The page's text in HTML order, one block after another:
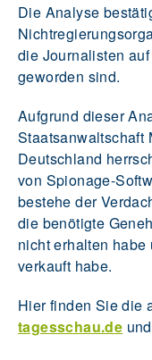
Die Analyse
die Journalisten
geworden sind.
Aufgrund dieser
Staatsanwaltschaft
Deutschland
von Spionage-
bestehe der
die benötigte
nicht erhalten
verkauft habe.
Hier finden Sie die
tagesschau.de